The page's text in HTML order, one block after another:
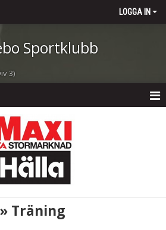
LOGGA IN
Sportklubb
3)
» Träning